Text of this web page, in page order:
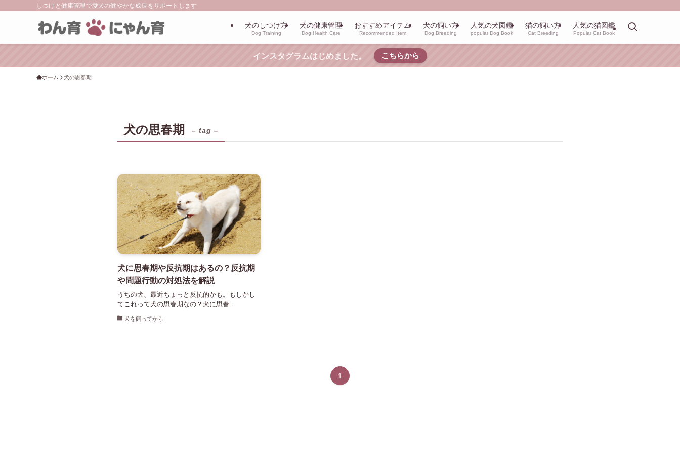
しつけと健康管理で愛犬の健やかな成長をサポートします
犬のしつけ方
Dog Training
犬の健康管理
Dog Health Care
おすすめアイテム
Recommended Item
犬の飼い方
Dog Breeding
人気の犬図鑑
popular Dog Book
猫の飼い方
Cat Breeding
人気の猫図鑑
Popular Cat Book
インスタグラムはじめました。 こちらから
ホーム 犬の思春期
犬の思春期 – tag –
犬に思春期や反抗期はあるの？反抗期
や問題行動の対処法を解説
うちの犬、最近ちょっと反抗的かも。もしかし
てこれって犬の思春期なの？犬に思春...
犬を飼ってから
1